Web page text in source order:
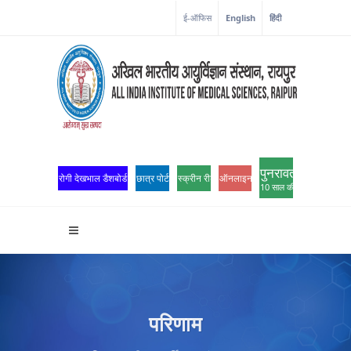
ई-ऑफिस English हिंदी
रोगी देखभाल डैशबोर्ड छात्र पोर्टल स्क्रीन रीडर एक्सेसऑनलाइन ओपीडी पंजीकरण
पुनरावर्तन
10 साल की उत्कृष्टता
परिणाम